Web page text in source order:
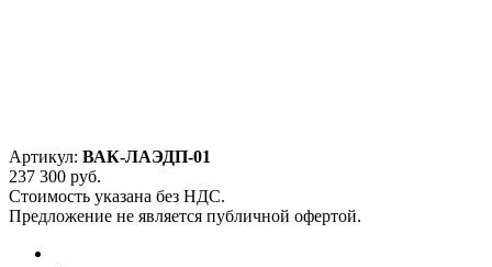
Артикул: ВАК-ЛАЭДП-01
237 300 руб.
Стоимость указана без НДС.
Предложение не является публичной офертой.